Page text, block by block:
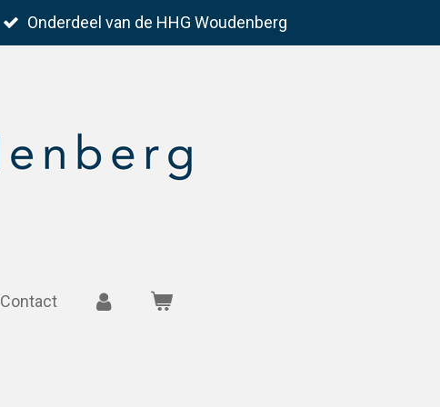
Onderdeel van de HHG Woudenberg
Contact